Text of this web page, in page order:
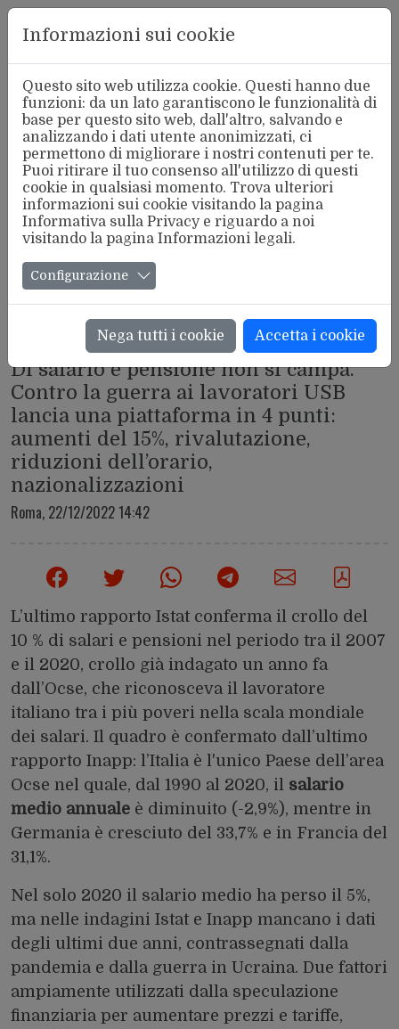
Aderente
DAI LUOGHI DI LAVORO LP
Di salario e pensione non si campa.
Contro la guerra ai lavoratori USB
lancia una piattaforma in 4 punti:
aumenti del 15%, rivalutazione,
riduzioni dell’orario,
nazionalizzazioni
Roma, 22/12/2022 14:42
L’ultimo rapporto Istat conferma il crollo del
10 % di salari e pensioni nel periodo tra il 2007
e il 2020, crollo già indagato un anno fa
dall’Ocse, che riconosceva il lavoratore
italiano tra i più poveri nella scala mondiale
dei salari. Il quadro è confermato dall’ultimo
rapporto Inapp: l’Italia è l'unico Paese dell’area
Ocse nel quale, dal 1990 al 2020, il salario
medio annuale è diminuito (-2,9%), mentre in
Germania è cresciuto del 33,7% e in Francia del
31,1%.
Nel solo 2020 il salario medio ha perso il 5%,
ma nelle indagini Istat e Inapp mancano i dati
degli ultimi due anni, contrassegnati dalla
pandemia e dalla guerra in Ucraina. Due fattori
ampiamente utilizzati dalla speculazione
finanziaria per aumentare prezzi e tariffe,
Informazioni sui cookie
Questo sito web utilizza cookie. Questi hanno due
funzioni: da un lato garantiscono le funzionalità di
base per questo sito web, dall'altro, salvando e
analizzando i dati utente anonimizzati, ci
permettono di migliorare i nostri contenuti per te.
Puoi ritirare il tuo consenso all'utilizzo di questi
cookie in qualsiasi momento. Trova ulteriori
informazioni sui cookie visitando la pagina
Informativa sulla Privacye riguardo a noi
visitando la pagina Informazioni legali.
Configurazione
Nega tutti i cookie Accetta i cookie